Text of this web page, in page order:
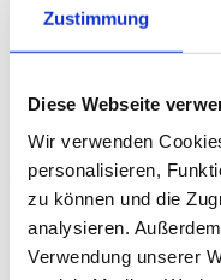
Zustimmung
Diese Webseite
Wir verwenden
personalisieren,
zu können und die
analysieren.
Verwendung unserer
zum Eierquirler befördert
skurrilen Bewohnern, die
Zwischenwelt arrangiert
Schlüsselfigur eines
Befreier, für den ihn
Gefangener in einem
kafkaeskes, visuell
Grenzen zwischen
verschwimmen.